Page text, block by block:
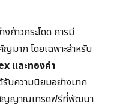
ก้าวกระโดด การมี
มาก โดยเฉพาะสำหรับ
และทองคำ
บความนิยมอย่างมาก
ญาณเทรดฟรีที่พัฒนา